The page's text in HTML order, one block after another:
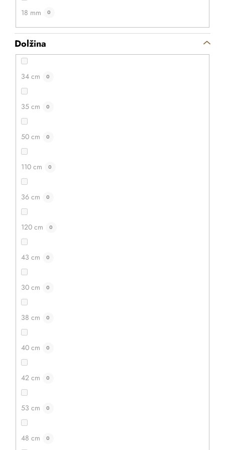
18 mm 0
Dolžina
34 cm 0
35 cm 0
50 cm 0
110 cm 0
36 cm 0
120 cm 0
43 cm 0
30 cm 0
38 cm 0
40 cm 0
42 cm 0
53 cm 0
48 cm 0
44,30 €
55,30 €
Kvačka s silikonskim ročajem
Zahvaljujoč silikonskemu ročaju je kvačka zelo enostavna
za držanje in enostavno delo z njo. Izdelajte kvačkano